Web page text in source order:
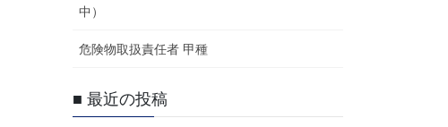
中）
危険物取扱責任者 甲種
■ 最近の投稿